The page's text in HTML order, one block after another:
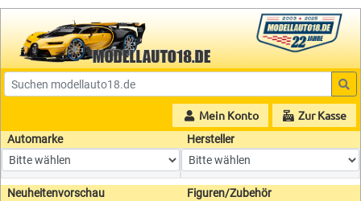
Mein Konto Zur Kasse
Automarke Hersteller
Neuheitenvorschau Figuren/Zubehör